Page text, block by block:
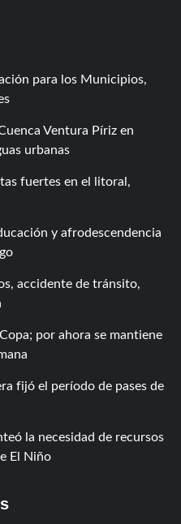
para los Municipios,
Ventura Píriz en
urbanas
fuertes en el litoral,
y afrodescendencia
accidente de tránsito,
por ahora se mantiene
fijó el período de pases de
la necesidad de recursos
El Niño